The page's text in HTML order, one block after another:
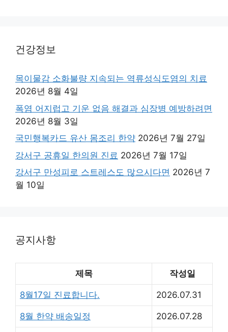
건강정보
목이물감 소화불량 지속되는 역류성식도염의 치료
2026년 8월 4일
폭염 어지럽고 기운 없음 해결과 심장병 예방하려면
2026년 8월 3일
국민행복카드 유산 몸조리 한약 2026년 7월 27일
강서구 공휴일 한의원 진료 2026년 7월 17일
강서구 만성피로 스트레스도 많으시다면 2026년 7
월 10일
공지사항
제목 작성일
8월17일 진료합니다. 2026.07.31
8월 한약 배송일정 2026.07.28